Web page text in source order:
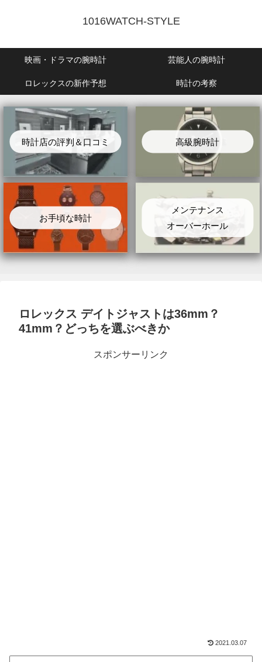
1016WATCH-STYLE
映画・ドラマの腕時計 芸能人の腕時計
ロレックスの新作予想 時計の考察
時計店の評判＆口コミ 高級腕時計
お手頃な時計
メンテナンス
オーバーホール
ロレックス デイトジャストは36mm？
41mm？どっちを選ぶべきか
スポンサーリンク
2021.03.07